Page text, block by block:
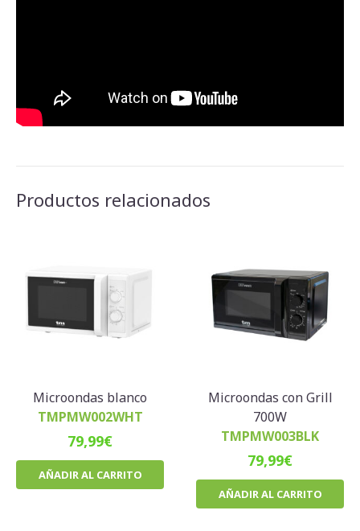
Productos relacionados
Microondas blanco
TMPMW002WHT
79,99€
AÑADIR AL CARRITO
Microondas con Grill
700W
TMPMW003BLK
79,99€
AÑADIR AL CARRITO